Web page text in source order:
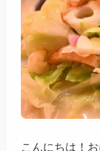
こんにちは！